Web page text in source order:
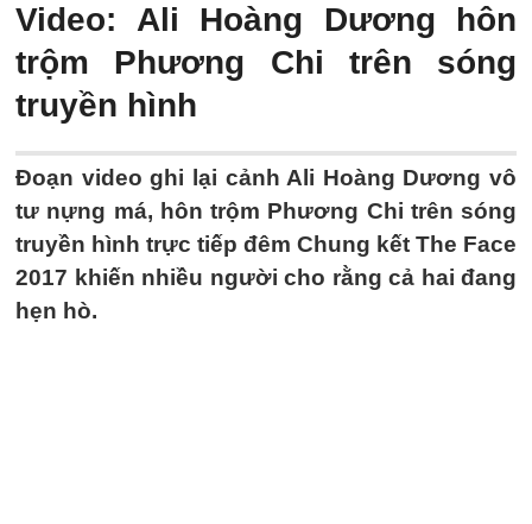
Video: Ali Hoàng Dương hôn
trộm Phương Chi trên sóng
truyền hình
Đoạn video ghi lại cảnh Ali Hoàng Dương vô
tư nựng má, hôn trộm Phương Chi trên sóng
truyền hình trực tiếp đêm Chung kết The Face
2017 khiến nhiều người cho rằng cả hai đang
hẹn hò.